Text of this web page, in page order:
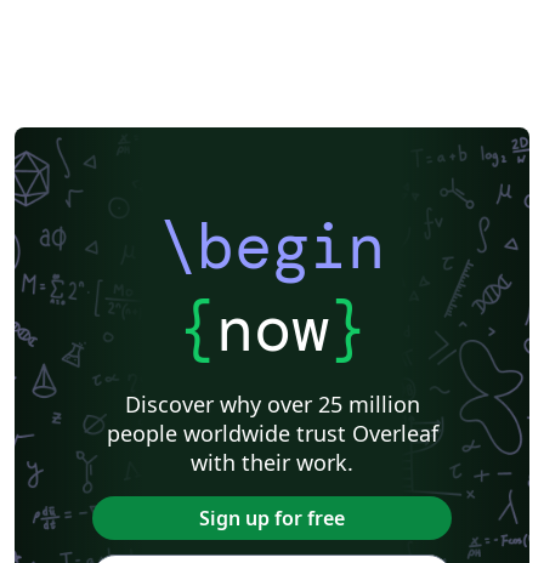
\begin
{now}
Discover why over 25 million
people worldwide trust Overleaf
with their work.
Sign up for free